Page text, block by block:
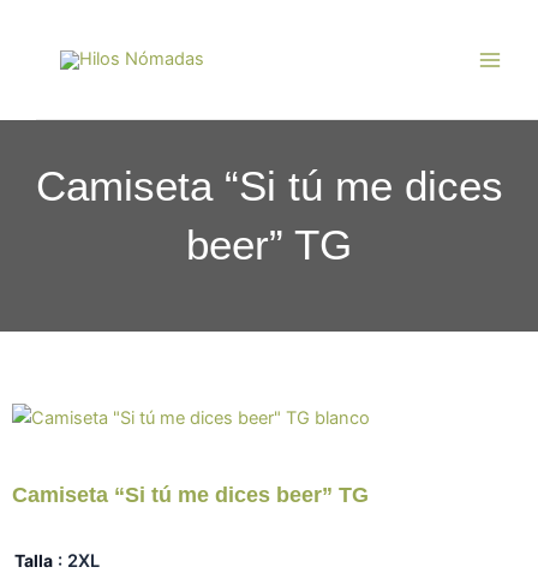
contenido
Camiseta “Si tú me dices
beer” TG
Camiseta “Si tú me dices beer” TG
Talla : 2XL
Camiseta